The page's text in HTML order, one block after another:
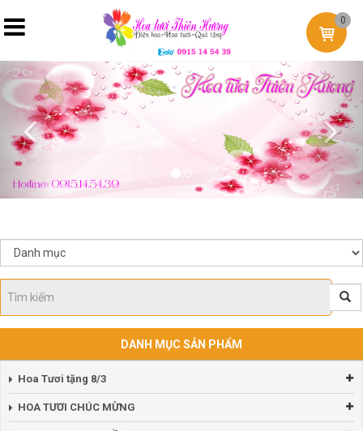
0
Previous
DANH MỤC SẢN PHẨM
Hoa Tươi tặng 8/3
HOA TƯƠI CHÚC MỪNG